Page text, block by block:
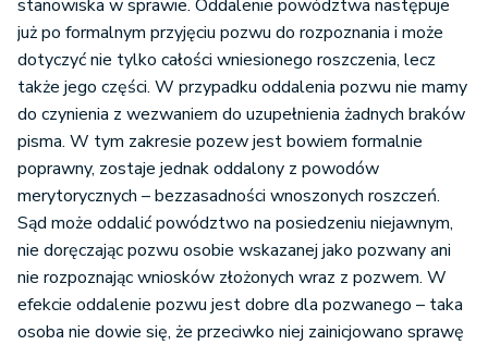
stanowiska w sprawie. Oddalenie powództwa następuje
już po formalnym przyjęciu pozwu do rozpoznania i może
dotyczyć nie tylko całości wniesionego roszczenia, lecz
także jego części. W przypadku oddalenia pozwu nie mamy
do czynienia z wezwaniem do uzupełnienia żadnych braków
pisma. W tym zakresie pozew jest bowiem formalnie
poprawny, zostaje jednak oddalony z powodów
merytorycznych – bezzasadności wnoszonych roszczeń.
Sąd może oddalić powództwo na posiedzeniu niejawnym,
nie doręczając pozwu osobie wskazanej jako pozwany ani
nie rozpoznając wniosków złożonych wraz z pozwem. W
efekcie oddalenie pozwu jest dobre dla pozwanego – taka
osoba nie dowie się, że przeciwko niej zainicjowano sprawę